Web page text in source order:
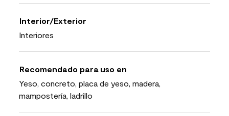
Interior/Exterior
Interiores
Recomendado para uso en
Yeso, concreto, placa de yeso, madera,
mampostería, ladrillo